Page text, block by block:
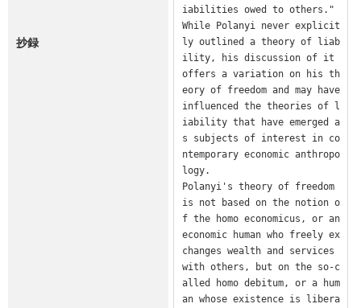
抄録
iabilities owed to others."
While Polanyi never explicit
ly outlined a theory of liab
ility, his discussion of it
offers a variation on his th
eory of freedom and may have
influenced the theories of l
iability that have emerged a
s subjects of interest in co
ntemporary economic anthropo
logy.
Polanyi's theory of freedom
is not based on the notion o
f the homo economicus, or an
economic human who freely ex
changes wealth and services
with others, but on the so-c
alled homo debitum, or a hum
an whose existence is libera